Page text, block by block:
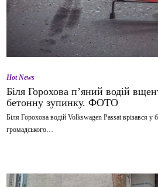
Hot News
Біля Горохова п’яний водій
бетонну зупинку. ФОТО
Біля Горохова водій Volkswagen Passat врізався у
громадського…